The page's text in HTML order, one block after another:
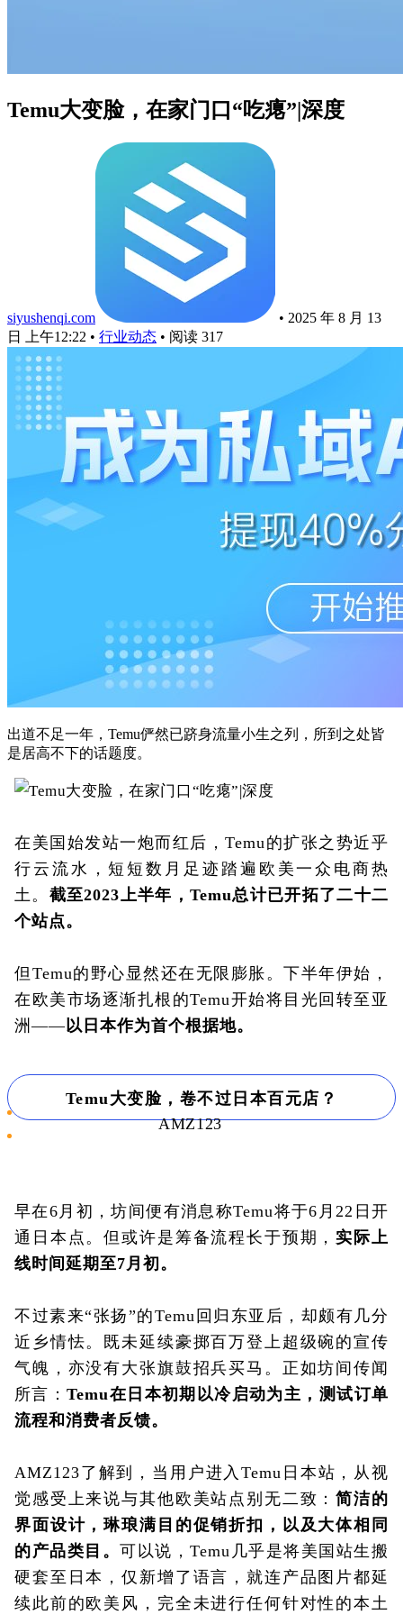
Temu大变脸，在家门口“吃瘪”|深度
siyushenqi.com • 2025 年 8 月 13
日 上午12:22 • 行业动态 • 阅读 317
出道不足一年，Temu俨然已跻身流量小生之列，所到之处皆
是居高不下的话题度。
在美国始发站一炮而红后，Temu的扩张之势近乎
行云流水，短短数月足迹踏遍欧美一众电商热
土。 截至2023上半年，Temu总计已开拓了二十二
个站点。
但Temu的野心显然还在无限膨胀。下半年伊始，
在欧美市场逐渐扎根的Temu开始将目光回转至亚
洲——以日本作为首个根据地。
Temu大变脸，卷不过日本百元店？
AMZ123
早在6月 初，坊间便有消息称Temu将于6月22日开
通日本点。但或许是筹备流程长于预期， 实际上
线时间延期至7月初。
不过素来“张扬”的Temu回归东亚后，却颇有几分
近乡情怯。既未延续豪掷百万登上超级碗的宣传
气魄，亦没有大张旗鼓招兵买马。正如坊间传闻
所言：Temu在日本初期以冷启动为主，测试订单
流程和消费者反馈。
AMZ123了解到，当用户进入Temu日本站，从视
觉感受上来说与其他欧美站点别无二致：简洁的
界面设计，琳琅满目的促销折扣，以及大体相同
的产品类目。可以说，Temu几乎是将美国站生搬
硬套至日本，仅新增了语言，就连产品图片都延
续此前的欧美风，完全未进行任何针对性的本土